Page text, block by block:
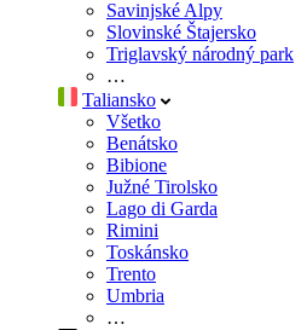
Savinjské Alpy
Slovinské Štajersko
Triglavský národný park
…
Taliansko
Všetko
Benátsko
Bibione
Južné Tirolsko
Lago di Garda
Rimini
Toskánsko
Trento
Umbria
…